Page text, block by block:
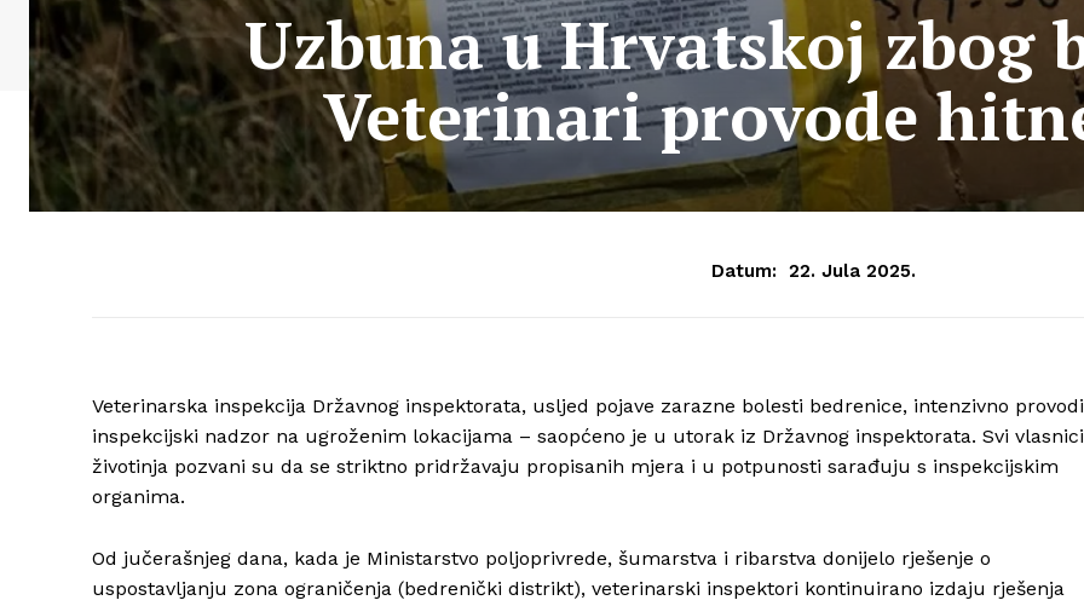
Uzbuna u Hrvatskoj zbog
Veterinari provode
Datum: 22. Jula 2025.
Veterinarska inspekcija Državnog inspektorata, usljed pojave zarazne bolesti bedrenice, intenzivno provodi
inspekcijski nadzor na ugroženim lokacijama – saopćeno je u utorak iz Državnog inspektorata. Svi vlasnici
životinja pozvani su da se striktno pridržavaju propisanih mjera i u potpunosti sarađuju s inspekcijskim
organima.
Od jučerašnjeg dana, kada je Ministarstvo poljoprivrede, šumarstva i ribarstva donijelo rješenje o
uspostavljanju zona ograničenja (bedrenički distrikt), veterinarski inspektori kontinuirano izdaju rješenja